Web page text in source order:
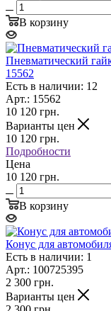
В корзину
Пневматический
15562
Есть в наличии: 12
Арт.: 15562
10 120 грн.
Варианты цен
10 120 грн.
Подробности
Цена
10 120 грн.
В корзину
Конус для
Есть в наличии: 1
Арт.: 100725395
2 300 грн.
Варианты цен